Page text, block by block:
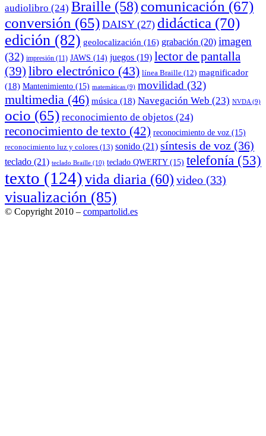
audiolibro (24) Braille (58) comunicación (67)
conversión (65) DAISY(27) didáctica (70)
edición (82) geolocalización (16) grabación (20) imagen
(32) impresión (11) JAWS (14) juegos (19) lector de pantalla
(39) libro electrónico (43) línea Braille (12) magnificador
(18) Mantenimiento (15) matemáticas (9) movilidad (32)
multimedia (46) música (18) Navegación Web (23) NVDA (9)
ocio (65) reconocimiento de objetos (24)
reconocimiento de texto (42) reconocimiento de voz (15)
reconocimiento luz y colores (13) sonido (21) síntesis de voz (36)
teclado (21) teclado Braille (10) teclado QWERTY(15) telefonía (53)
texto (124)vida diaria (60) video (33)
visualización (85)
© Copyright 2010 – compartolid.es